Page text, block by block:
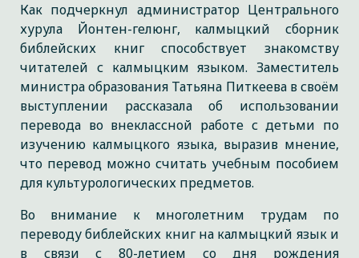
Как подчеркнул администратор Центрального
хурула Йонтен-гелюнг, калмыцкий сборник
библейских книг способствует знакомству
читателей с калмыцким языком. Заместитель
министра образования Татьяна Питкеева в своём
выступлении рассказала об использовании
перевода во внеклассной работе с детьми по
изучению калмыцкого языка, выразив мнение,
что перевод можно считать учебным пособием
для культурологических предметов.
Во внимание к многолетним трудам по
переводу библейских книг на калмыцкий язык и
в связи с 80-летием со дня рождения